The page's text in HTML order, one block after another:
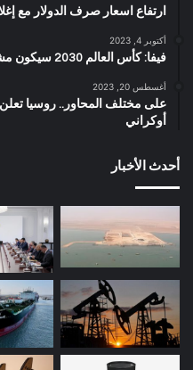
ارتفاع اسعار صرف الدولار مع
أكتوبر 4, 2023
فيفا: كأس العالم 2030 سيكون مشترك بين المغرب وإسبانيا والبرتغال
أغسطس 20, 2023
أوكراني
أحدث الأخبار